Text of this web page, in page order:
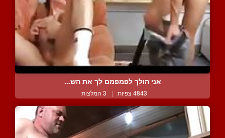
אני הולך לפמפמם לך את הש...
4843 צפיות | 3 המלצות